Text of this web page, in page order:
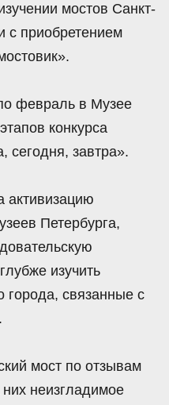
мостов Санкт-
с приобретением
февраль в Музее
конкурса
сегодня, завтра».
активизацию
Петербурга,
изучить
города, связанные с
мост по отзывам
неизгладимое